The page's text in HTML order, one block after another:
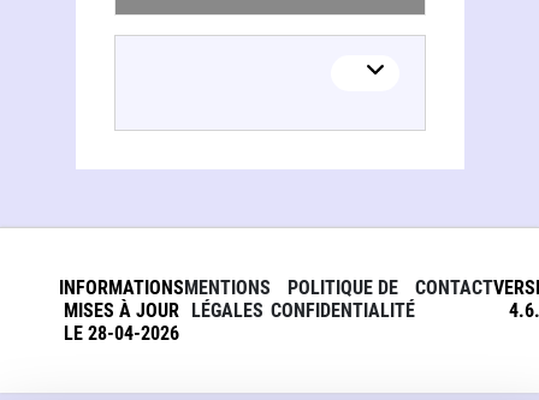
INFORMATIONS
MISES À JOUR
LE 28-04-2026
MENTIONS
LÉGALES
POLITIQUE DE
CONFIDENTIALITÉ
CONTACT